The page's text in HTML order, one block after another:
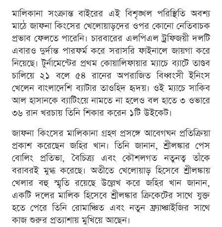
মালিকানা সংক্রান্ত বাইরের এই বিশৃঙ্খল পরিস্থিতি অবশ্য
মাঠে জাফনা কিংসের খেলোয়াড়দের ওপর কোনো নেতিবাচক
প্রভাব ফেলতে পারেনি। চারবারের এলপিএল ট্রফিজয়ী দলটি
এবারও দুর্দান্ত পারফর্ম করে সরাসরি ফাইনালে জায়গা করে
নিয়েছে। টুর্নামেন্টের প্রথম কোয়ালিফায়ার ম্যাচে ব্যাটে তাণ্ডব
চালিয়ে ২১ বলে ৫৪ রানের অপরাজিত বিধ্বংসী ইনিংস
খেলেন বাংলাদেশি ব্যাটার তাওহিদ হৃদয়। ওই ম্যাচে সাকিব
আল হাসানকে ব্যাটিংয়ে নামতে না হলেও বল হাতে ৩ ওভারে
৩৬ রান খরচায় তিনি শিকার করেন ১টি উইকেট।
জাফনা কিংসের মালিকানা গ্রহণ প্রসঙ্গে আবেগঘন প্রতিক্রিয়া
প্রকাশ করেছেন জহির খান। তিনি জানান, শ্রীলঙ্কার পেস
বোলিং প্রতিভা, বৈচিত্র্য এবং কৌশলগত নতুনত্ব তাঁকে
বরাবরই মুগ্ধ করেছে। অতীতে খেলোয়াড় হিসেবে শ্রীলঙ্কায়
খেলার বহু স্মৃতি রয়েছে উল্লেখ করে জহির খান জানান,
একটি দলের মালিক হিসেবে শ্রীলঙ্কার ক্রিকেটের সাথে যুক্ত
হতে পেরে তিনি রোমাঞ্চিত এবং নতুন ফ্র্যাঞ্চাইজির সাথে
কাজ শুরুর প্রত্যাশায় মুখিয়ে আছেন।